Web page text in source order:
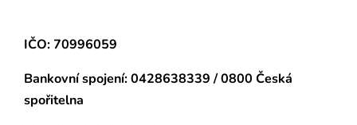
IČO: 70996059
Bankovní spojení:0428638339 / 0800 Česká
spořitelna